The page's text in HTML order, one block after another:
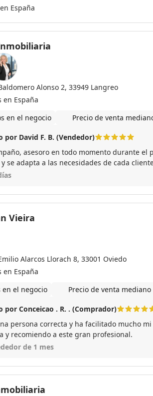
España
Alonso 2, 33949 Langreo
en España
en el negocio
Precio de venta
por David F. B. (Vendedor)
asesoro en todo momento durante el
se adapta a las necesidades de cada
mi, un 10 tanto como profesional como
Vieira
Alarcos Llorach 8, 33001 Oviedo
en España
en el negocio
Precio de venta mediano
por Conceicao . R. . (Comprador)
persona correcta y ha facilitado mucho
y recomiendo a este gran profesional.
de 1 mes